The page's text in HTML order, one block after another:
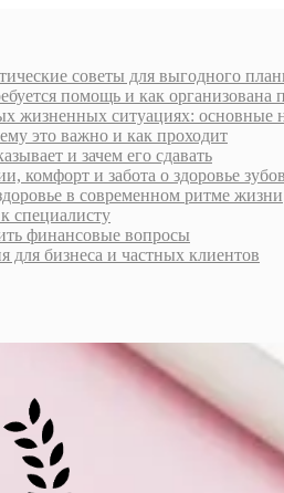
советы для выгодного
помощь и как организована
жизненных ситуациях: основные
это важно и как проходит
и зачем его сдавать
комфорт и забота о здоровье зубов
в современном ритме жизни
специалисту
финансовые вопросы
для бизнеса и частных клиентов